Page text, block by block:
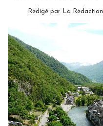
Rédigé par La Rédaction